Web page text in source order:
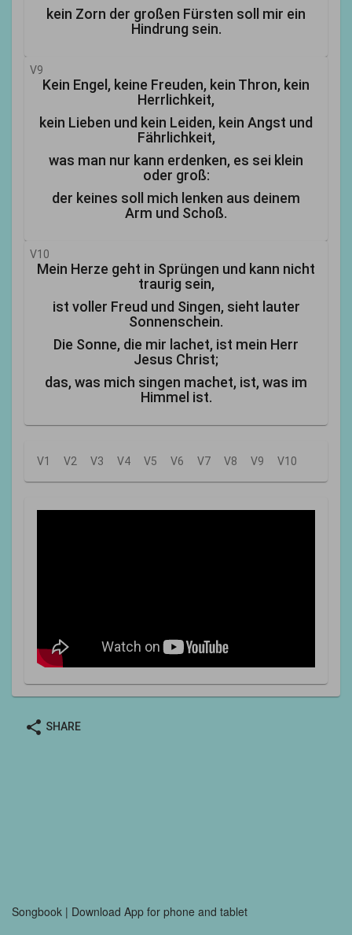
kein Zorn der großen Fürsten soll mir ein
Hindrung sein.
V9
Kein Engel, keine Freuden, kein Thron, kein
Herrlichkeit,
kein Lieben und kein Leiden, kein Angst und
Fährlichkeit,
was man nur kann erdenken, es sei klein
oder groß:
der keines soll mich lenken aus deinem
Arm und Schoß.
V10
Mein Herze geht in Sprüngen und kann nicht
traurig sein,
ist voller Freud und Singen, sieht lauter
Sonnenschein.
Die Sonne, die mir lachet, ist mein Herr
Jesus Christ;
das, was mich singen machet, ist, was im
Himmel ist.
V1 V2 V3 V4 V5 V6 V7 V8 V9 V10
share SHARE
Songbook | Download App for phone and tablet